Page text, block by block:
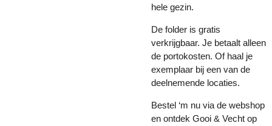
hele gezin.
De folder is gratis
verkrijgbaar. Je betaalt alleen
de portokosten. Of haal je
exemplaar bij een van de
deelnemende locaties.
Bestel ‘m nu via de webshop
en ontdek Gooi & Vecht op